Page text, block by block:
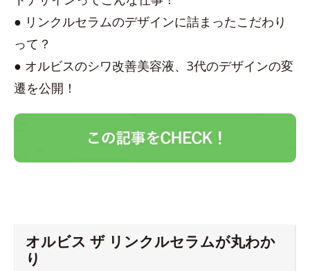
● リンクルセラムのデザインに詰まったこだわり
って？
● オルビスのシワ改善美容液、3代のデザインの変
遷を公開！
オルビス ザ リンクルセラムが丸わか
り